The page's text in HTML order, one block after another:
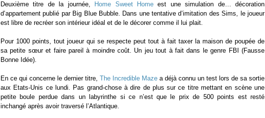
Deuxième titre de la journée, Home Sweet Homeest une simulation de… décoration
d’appartement publié par Big Blue Bubble. Dans une tentative d’imitation des Sims, le joueur
est libre de recréer son intérieur idéal et de le décorer comme il lui plait.
Pour 1000 points, tout joueur qui se respecte peut tout à fait taxer la maison de poupée de
sa petite sœur et faire pareil à moindre coût. Un jeu tout à fait dans le genre FBI (Fausse
Bonne Idée).
En ce qui concerne le dernier titre, The Incredible Maze a déjà connu un test lors de sa sortie
aux Etats-Unis ce lundi. Pas grand-chose à dire de plus sur ce titre mettant en scène une
petite boule perdue dans un labyrinthe si ce n’est que le prix de 500 points est resté
inchangé après avoir traversé l’Atlantique.